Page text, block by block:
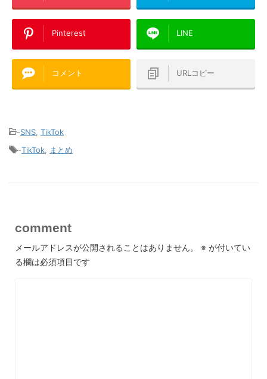
Pinterest LINE
コメント URLコピー
-SNS TikTok
-TikTok まとめ
comment
メールアドレスが公開されることはありません。 ※ が付いてい
る欄は必須項目です